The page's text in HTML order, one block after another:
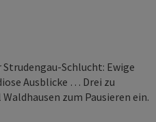
Schlucht: Ewige
Ausblicke … Drei zu
zum Pausieren ein.